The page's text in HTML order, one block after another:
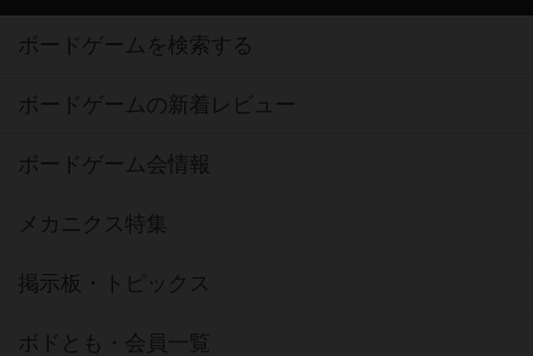
ボードゲームを検索する
ボードゲームの新着レビュー
ボードゲーム会情報
メカニクス特集
掲示板・トピックス
ボドとも・会員一覧